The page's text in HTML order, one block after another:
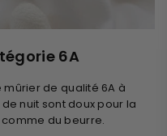
6A
mûrier de qualité 6A à
nuit sont doux pour la
du beurre.